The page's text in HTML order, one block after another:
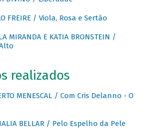
FREIRE / Viola, Rosa e Sertão
MIRANDA E KATIA BRONSTEIN /
realizados
MENESCAL / Com Cris Delanno - O
BELLAR / Pelo Espelho da Pele